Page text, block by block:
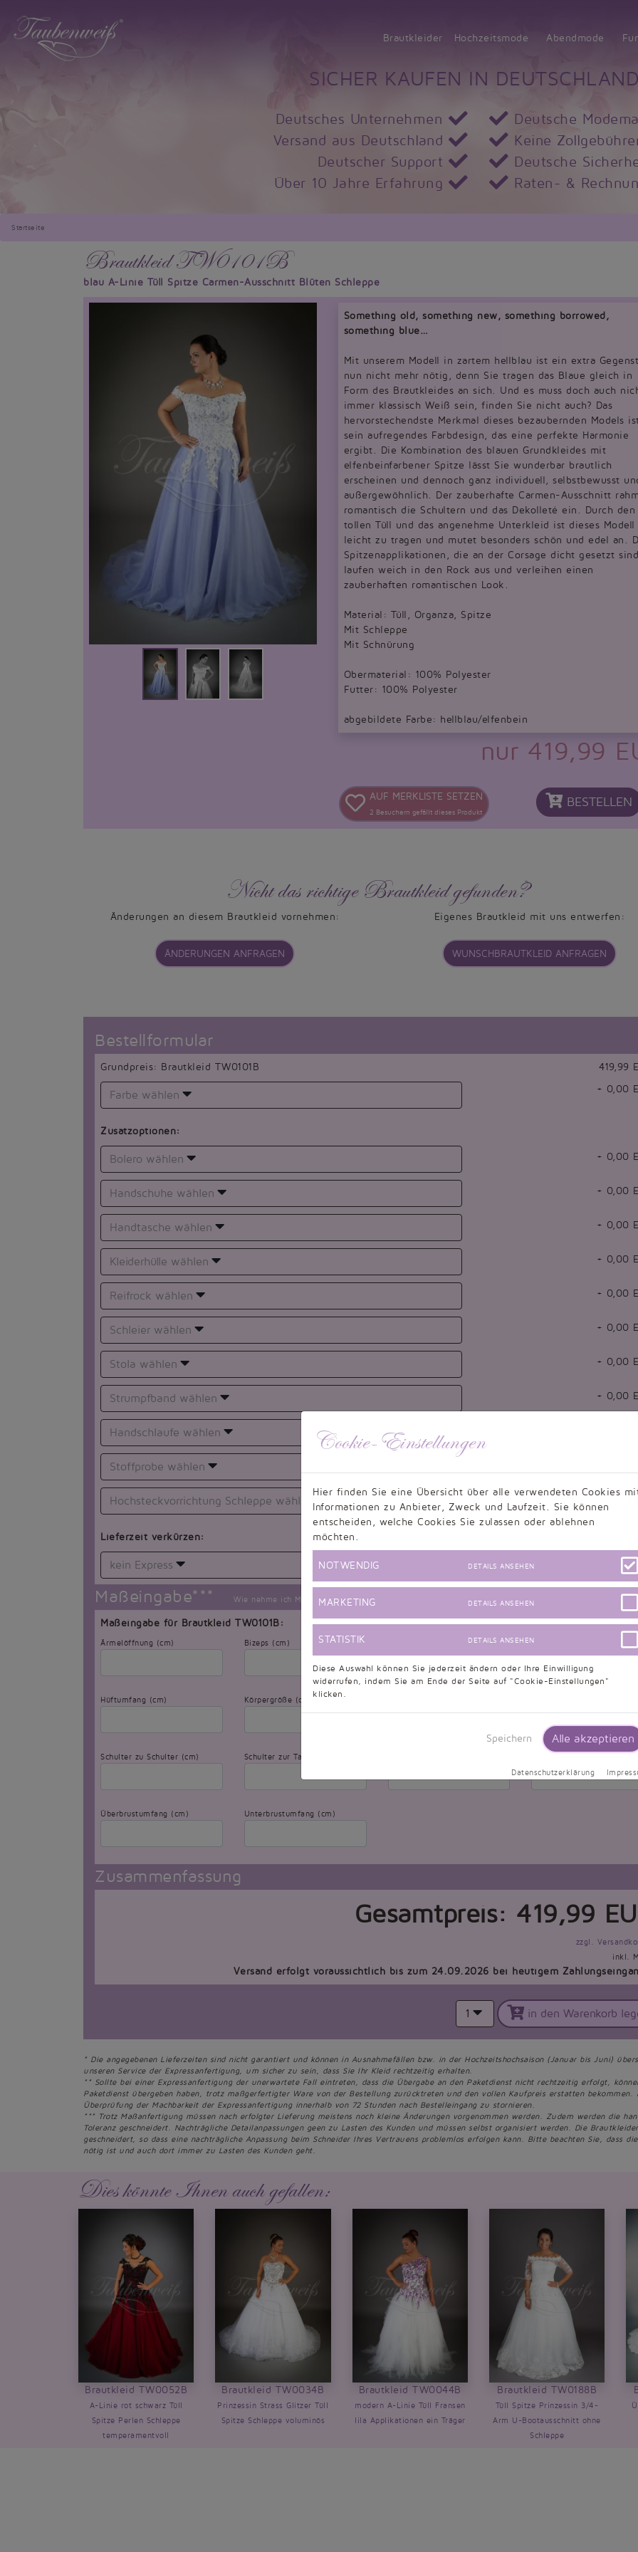
Brautkleider Hochzeitsmode Abendmode
SICHER KAUFEN IN
Deutsches Unternehmen
Deutsche
Versand aus Deutschland
Keine
Deutscher Support
Deutsche
Über 10 Jahre Erfahrung
Raten- &
Startseite
Brautkleid TW0101B
blau A-Linie Tüll Spitze Carmen-Ausschnitt Blüten Schleppe
Something old, something new, something borrowed,
something blue…
Mit unserem Modell in zartem hellblau ist ein extra
nun nicht mehr nötig, denn Sie tragen das Blaue gleich in
Form des Brautkleides an sich. Und es muss doch auch
immer klassisch Weiß sein, finden Sie nicht auch? Das
hervorstechendste Merkmal dieses bezaubernden Models
sein aufregendes Farbdesign, das eine perfekte Harmonie
ergibt. Die Kombination des blauen Grundkleides mit
elfenbeinfarbener Spitze lässt Sie wunderbar brautlich
erscheinen und dennoch ganz individuell, selbstbewusst
außergewöhnlich. Der zauberhafte Carmen-Ausschnitt
romantisch die Schultern und das Dekolleté ein. Durch den
tollen Tüll und das angenehme Unterkleid ist dieses Modell
leicht zu tragen und mutet besonders schön und edel an.
Spitzenapplikationen, die an der Corsage dicht gesetzt
laufen weich in den Rock aus und verleihen einen
zauberhaften romantischen Look.
Material: Tüll, Organza, Spitze
Mit Schleppe
Mit Schnürung
Obermaterial: 100% Polyester
Futter: 100% Polyester
abgebildete Farbe: hellblau/elfenbein
nur 419,99
AUF MERKLISTE SETZEN
2 Besuchern gefällt dieses Produkt
BESTELLEN
Nicht das richtige Brautkleid gefunden?
Änderungen an diesem Brautkleid vornehmen:
ÄNDERUNGEN ANFRAGEN
Eigenes Brautkleid mit uns entwerfen:
WUNSCHBRAUTKLEID ANFRAGEN
Bestellformular
Grundpreis: Brautkleid TW0101B 419,99
Farbe wählen + 0,00
Zusatzoptionen:
Bolero wählen + 0,00
Handschuhe wählen + 0,00
Handtasche wählen + 0,00
Kleiderhülle wählen + 0,00
Reifrock wählen + 0,00
Schleier wählen + 0,00
Stola wählen + 0,00
Strumpfband wählen + 0,00
Handschlaufe wählen
Stoffprobe wählen
Hochsteckvorrichtung Schleppe wählen + 0,00
Lieferzeit verkürzen:
kein Express
0,00
Maßeingabe*** Wie nehme ich Maß?
Maßeingabe für Brautkleid TW0101B:
Ärmelöffnung (cm) Bizeps (cm) Brustumfang (cm)
Hüftumfang (cm) Körpergröße (cm)
Schulter zu Schulter (cm) Schulter zur Taille (cm)
Überbrustumfang (cm) Unterbrustumfang (cm)
Zusammenfassung
Gesamtpreis: 419,99
zzgl.
inkl.
Versand erfolgt voraussichtlich bis zum 24.09.2026 bei heutigem
1 in den Warenkorb
* Die angegebenen Lieferzeiten sind nicht garantiert und können in Ausnahmefällen bzw. in der Hochzeitshochsaison (Januar bis Juni)
unseren Service der Expressanfertigung, um sicher zu sein, dass Sie Ihr Kleid rechtzeitig erhalten.
** Sollte bei einer Expressanfertigung der unerwartete Fall eintreten, dass die Übergabe an den Paketdienst nicht rechtzeitig erfolgt,
Paketdienst übergeben haben, trotz maßgerfertigter Ware von der Bestellung zurücktreten und den vollen Kaufpreis erstatten
Überprüfung der Machbarkeit der Expressanfertigung innerhalb von 72 Stunden nach Bestelleingang zu stornieren.
*** Trotz Maßanfertigung müssen nach erfolgter Lieferung meistens noch kleine Änderungen vorgenommen werden. Zudem werden die
Toleranz geschneidert. Nachträgliche Detailanpassungen geen zu Lasten des Kunden und müssen selbst organisiert werden. Die
geschneidert, so dass eine nachträgliche Anpassung beim Schneider Ihres Vertrauens problemlos erfolgen kann. Bitte beachten Sie, dass
nötig ist und auch dort immer zu Lasten des Kunden geht.
Dies könnte Ihnen auch gefallen:
Brautkleid TW0052B
A-Linie rot schwarz Tüll
Spitze Perlen Schleppe
temperamentvoll
Brautkleid TW0034B
Prinzessin Strass Glitzer Tüll
Spitze Schleppe voluminös
Brautkleid TW0044B
modern A-Linie Tüll Fransen
lila Applikationen ein Träger
Brautkleid TW0188B
Tüll Spitze Prinzessin 3/4-
Arm U-Bootausschnitt ohne
Schleppe
Cookie-Einstellungen
Hier finden Sie eine Übersicht über alle verwendeten Cookies
Informationen zu Anbieter, Zweck und Laufzeit. Sie können
entscheiden, welche Cookies Sie zulassen oder ablehnen
möchten.
NOTWENDIG DETAILS ANSEHEN
MARKETING DETAILS ANSEHEN
STATISTIK DETAILS ANSEHEN
Diese Auswahl können Sie jederzeit ändern oder Ihre Einwilligung
widerrufen, indem Sie am Ende der Seite auf "Cookie-Einstellungen"
klicken.
Speichern Alle akzeptieren
Datenschutzerklärung